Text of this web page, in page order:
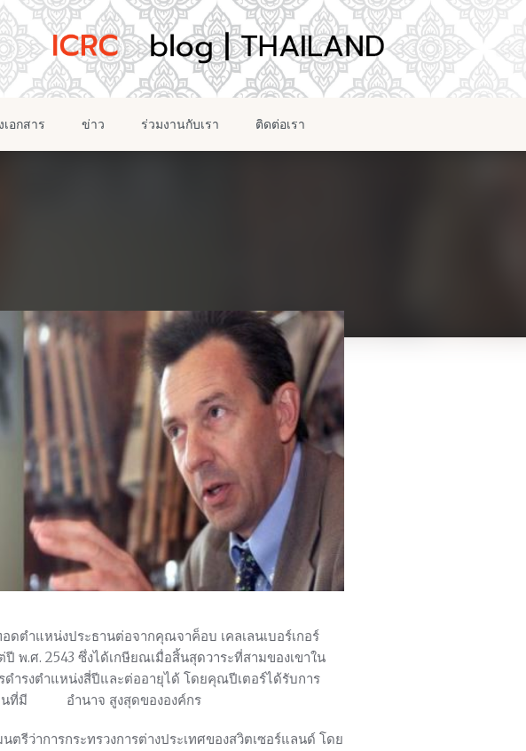
เอกสาร ข่าว ร่วมงานกับเรา ติดต่อเรา
ดตำแหน่งประธานต่อจากคุณจาค็อบ เคลเลนเบอร์เกอร์
พ.ศ. 2543 ซึ่งได้เกษียณเมื่อสิ้นสุดวาระที่สามของเขาใน
ำรงตำแหน่งสี่ปีและต่ออายุได้ โดยคุณปีเตอร์ได้รับการ
านที่มี อำนาจ สูงสุดขององค์กร
รีว่าการกระทรวงการต่างประเทศของสวิตเซอร์แลนด์ โดย